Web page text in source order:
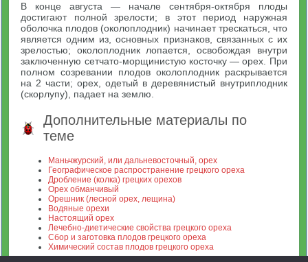
В конце августа — начале сентября-октября плоды
достигают полной зрелости; в этот период наружная
оболочка плодов (околоплодник) начинает трескаться, что
является одним из, основных признаков, связанных с их
зрелостью; околоплодник лопается, освобождая внутри
заключенную сетчато-морщинистую косточку — орех. При
полном созревании плодов околоплодник раскрывается
на 2 части; орех, одетый в деревянистый внутриплодник
(скорлупу), падает на землю.
Дополнительные материалы по
теме
Маньчжурский, или дальневосточный, орех
Географическое распространение грецкого ореха
Дробление (колка) грецких орехов
Орех обманчивый
Орешник (лесной орех, лещина)
Водяные орехи
Настоящий орех
Лечебно-диетические свойства грецкого ореха
Сбор и заготовка плодов грецкого ореха
Химический состав плодов грецкого ореха